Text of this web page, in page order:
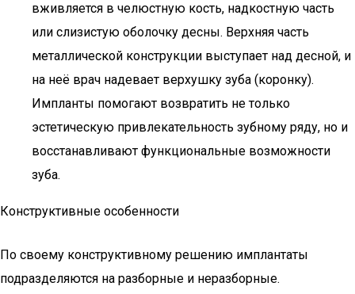
вживляется в челюстную кость, надкостную часть
или слизистую оболочку десны. Верхняя часть
металлической конструкции выступает над десной, и
на неё врач надевает верхушку зуба (коронку).
Импланты помогают возвратить не только
эстетическую привлекательность зубному ряду, но и
восстанавливают функциональные возможности
зуба.
Конструктивные особенности
По своему конструктивному решению имплантаты
подразделяются на разборные и неразборные.